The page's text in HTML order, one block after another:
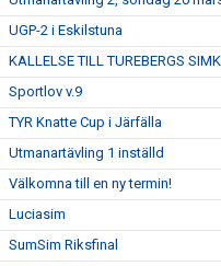
UGP-2 i Eskilstuna
KALLELSE TILL TUREBERGS
Sportlov v.9
TYR Knatte Cup i Järfälla
Utmanartävling 1 inställd
Välkomna till en ny termin!
Luciasim
SumSim Riksfinal